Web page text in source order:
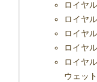
ロイヤ
ロイヤ
ロイヤ
ロイヤ
ロイヤ
ウェッ